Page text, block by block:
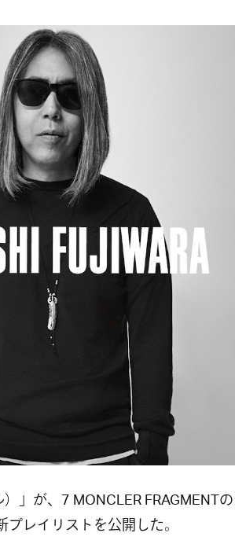
」が、7 MONCLER FRAGMENT
レイリストを公開した。